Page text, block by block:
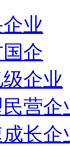
业
企
企业
营企
长企